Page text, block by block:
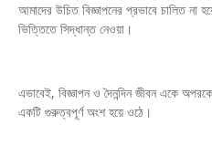
আমাদের উচিত বিজ্ঞাপনের প্রভাবে চালিত না
ভিত্তিতে সিদ্ধান্ত নেওয়া।
এভাবেই, বিজ্ঞাপন ও দৈনন্দিন জীবন একে
একটি গুরুত্বপূর্ণ অংশ হয়ে ওঠে।